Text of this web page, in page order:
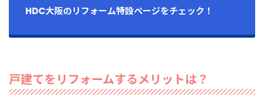
HDC大阪のリフォーム特設ページをチェック！
戸建てをリフォームするメリットは？